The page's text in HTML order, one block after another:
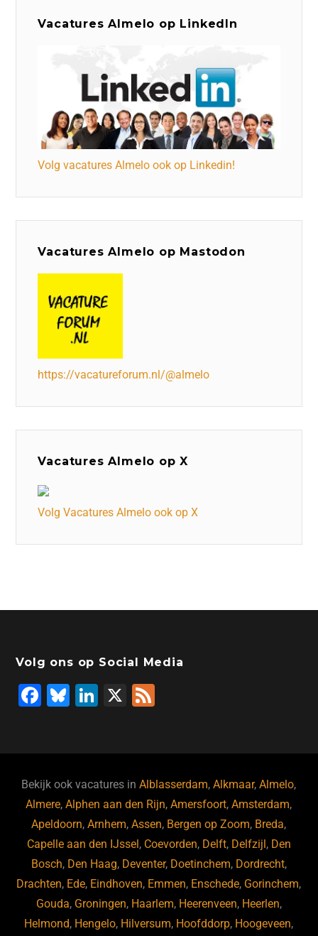
Vacatures Almelo op LinkedIn
Volg vacatures Almelo ook op Linkedin!
Vacatures Almelo op Mastodon
https://vacatureforum.nl/@almelo
Vacatures Almelo op X
Volg Vacatures Almelo ook op X
Volg ons op Social Media
F
b
o
o
k
Bl
ky
Li
dI
n
X
Bekijk ook vacatures inAlblasserdam,Alkmaar,Almelo,
Almere,Alphen aan den Rijn,Amersfoort,Amsterdam,
Apeldoorn,Arnhem,Assen, Bergen op Zoom, Breda,
Capelle aan den IJssel, Coevorden, Delft, Delfzijl, Den
Bosch, Den Haag, Deventer, Doetinchem, Dordrecht,
Drachten, Ede, Eindhoven, Emmen, Enschede, Gorinchem,
Gouda, Groningen, Haarlem, Heerenveen, Heerlen,
Helmond, Hengelo, Hilversum, Hoofddorp, Hoogeveen,